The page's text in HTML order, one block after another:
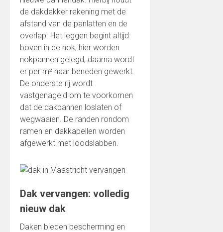
de dakdekker rekening met de
afstand van de panlatten en de
overlap. Het leggen begint altijd
boven in de nok, hier worden
nokpannen gelegd, daarna wordt
er per m² naar beneden gewerkt.
De onderste rij wordt
vastgenageld om te voorkomen
dat de dakpannen loslaten of
wegwaaien. De randen rondom
ramen en dakkapellen worden
afgewerkt met loodslabben.
Dak vervangen: volledig
nieuw dak
Daken bieden bescherming en